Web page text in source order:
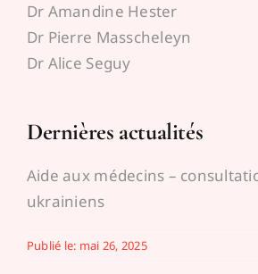
Dr Amandine Hester
Dr Pierre Masscheleyn
Dr Alice Seguy
Dernières actualités
Aide aux médecins –
ukrainiens
Publié le: mai 26, 2025